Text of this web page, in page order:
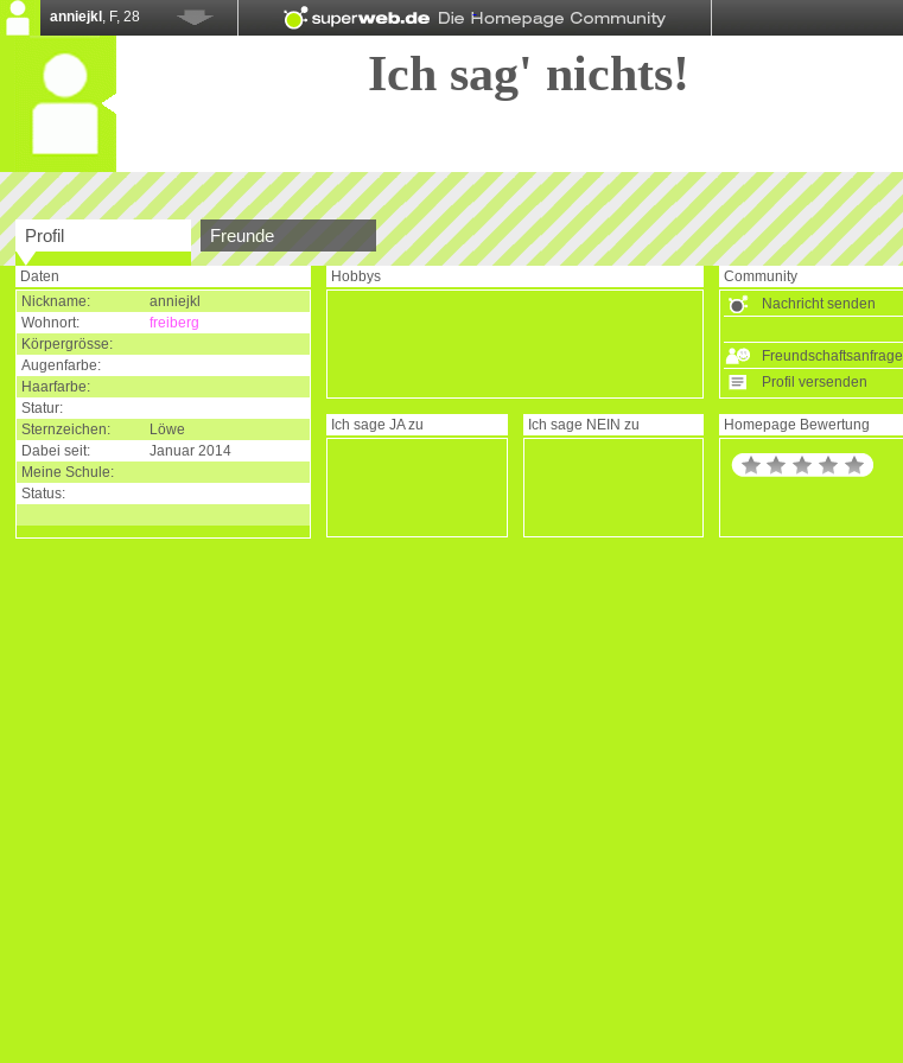
anniejkl , F, 28
Ich sag' nichts!
Profil Freunde
Daten
Nickname:
anniejkl
Wohnort:
freiberg
Körpergrösse:
Augenfarbe:
Haarfarbe:
Statur:
Sternzeichen:
Löwe
Dabei seit:
Januar 2014
Meine Schule:
Status:
Hobbys
Community
Nachricht senden
Freundschaftsanfrage
Profil versenden
Ich sage JAzu Ich sage NEIN zu Homepage Bewertung